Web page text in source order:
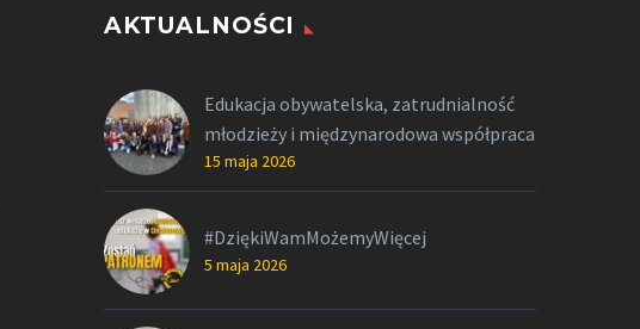
AKTUALNOŚCI
Edukacja obywatelska, zatrudnialność
młodzieży i międzynarodowa współpraca
15 maja 2026
#DziękiWamMożemyWięcej
5 maja 2026